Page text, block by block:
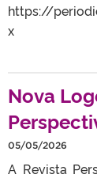
https://
x
Nova
05/05/2026
A Revista